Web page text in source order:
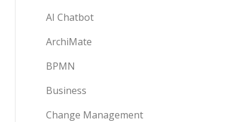
AI Chatbot
ArchiMate
BPMN
Business
Change Management